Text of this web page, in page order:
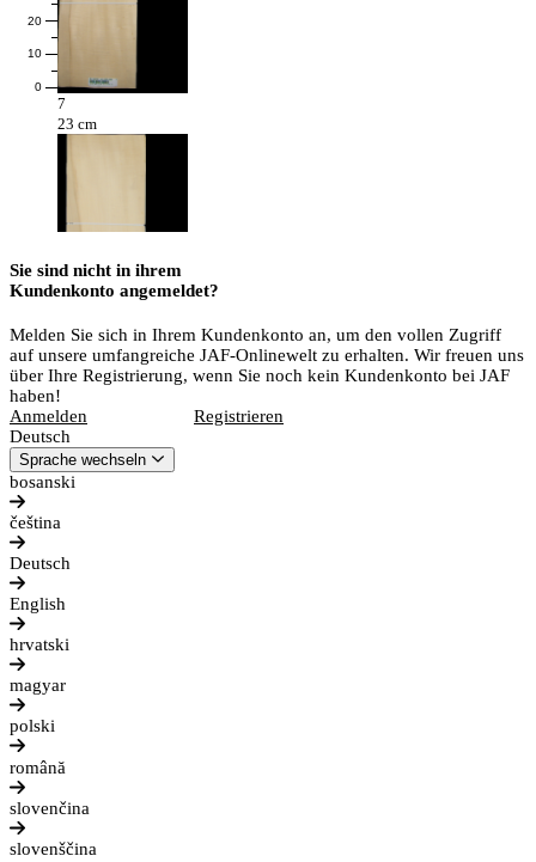
0
10
20
7
23 cm
Sie sind nicht in ihrem
Kundenkonto angemeldet?
Melden Sie sich in Ihrem Kundenkonto an, um den vollen Zugriff
auf unsere umfangreiche JAF-Onlinewelt zu erhalten. Wir freuen uns
über Ihre Registrierung, wenn Sie noch kein Kundenkonto bei JAF
haben!
Anmelden
Registrieren
Deutsch
Sprache wechseln
bosanski
čeština
Deutsch
English
hrvatski
magyar
polski
română
slovenčina
slovenščina